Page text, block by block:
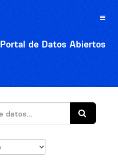
Toggle
Portal de Datos Abiertos